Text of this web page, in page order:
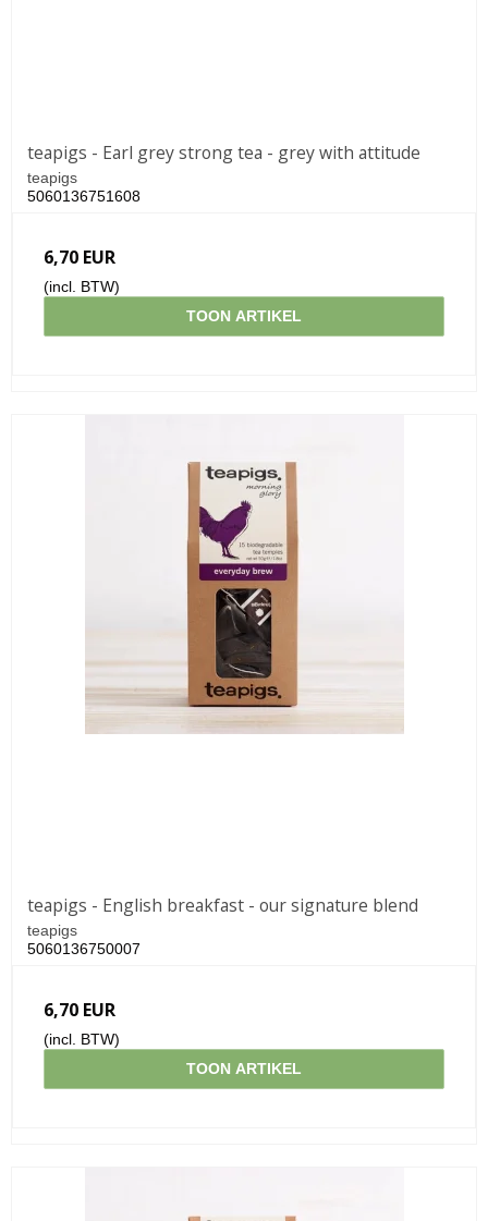
teapigs - Earl grey strong tea - grey with attitude
teapigs
5060136751608
6,70 EUR
(incl. BTW)
TOON ARTIKEL
teapigs - English breakfast - our signature blend
teapigs
5060136750007
6,70 EUR
(incl. BTW)
TOON ARTIKEL